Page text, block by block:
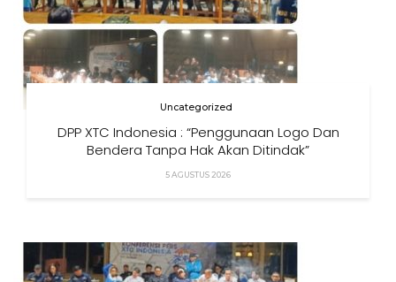
Uncategorized
DPP XTC Indonesia : “Penggunaan Logo Dan
Bendera Tanpa Hak Akan Ditindak”
5 AGUSTUS 2026